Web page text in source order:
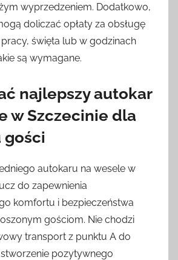
wyprzedzeniem. Dodatkowo,
doliczać opłaty za obsługę
święta lub w godzinach
są wymagane.
najlepszy autokar
w Szczecinie dla
autokaru na wesele w
do zapewnienia
komfortu i bezpieczeństwa
gościom. Nie chodzi
transport z punktu A do
pozytywnego